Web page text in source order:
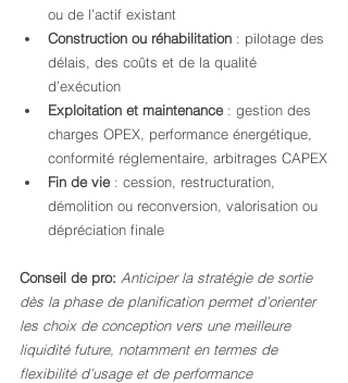
ou de l’actif existant
Construction ou réhabilitation : pilotage des
délais, des coûts et de la qualité
d’exécution
Exploitation et maintenance : gestion des
charges OPEX, performance énergétique,
conformité réglementaire, arbitrages CAPEX
Fin de vie : cession, restructuration,
démolition ou reconversion, valorisation ou
dépréciation finale
Conseil de pro: Anticiper la stratégie de sortie
dès la phase de planification permet d’orienter
les choix de conception vers une meilleure
liquidité future, notamment en termes de
flexibilité d’usage et de performance